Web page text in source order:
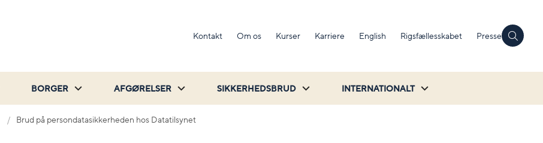
Kontakt Om os Kurser Karriere English Rigsfællesskabet Presse
BORGER AFGØRELSER SIKKERHEDSBRUD INTERNATIONALT
Brud på persondatasikkerheden hos Datatilsynet